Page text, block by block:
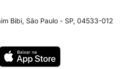
Bibi, São Paulo - SP, 04533-012